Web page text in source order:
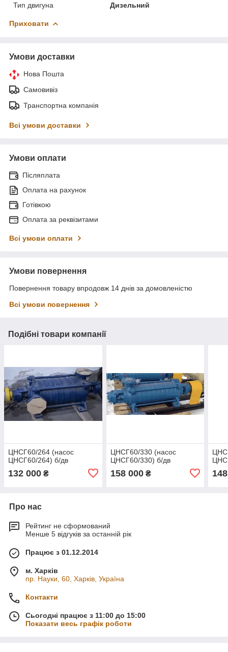
Тип двигуна
Дизельний
Приховати
Умови доставки
Нова Пошта
Самовивіз
Транспортна компанія
Всі умови доставки
Умови оплати
Післяплата
Оплата на рахунок
Готівкою
Оплата за реквізитами
Всі умови оплати
Умови повернення
Повернення товару впродовж 14 днів за домовленістю
Всі умови повернення
Подібні товари компанії
ЦНСГ60/264 (насос
ЦНСГ60/264) б/дв
132 000 ₴
ЦНСГ60/330 (насос
ЦНСГ60/330) б/дв
158 000₴
Про нас
Рейтинг не сформований
Менше 5 відгуків за останній рік
Працює з 01.12.2014
м. Харків
пр. Науки, 60, Харків, Україна
Контакти
Сьогодні працює з 11:00 до 15:00
Показати весь графік роботи